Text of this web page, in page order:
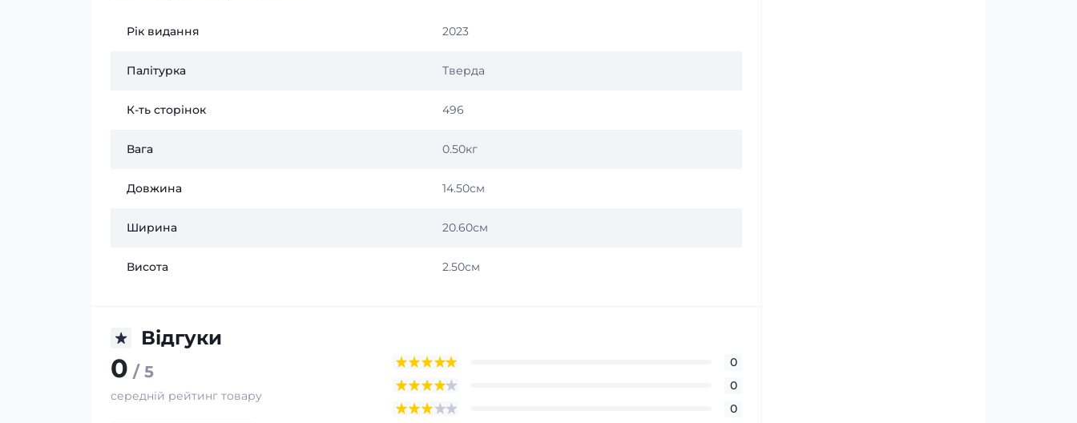
Рік видання 2023
Палітурка Тверда
К-ть сторінок 496
Вага 0.50кг
Довжина 14.50см
Ширина 20.60см
Висота 2.50см
Відгуки
0 / 5
середній рейтинг товару
0
0
0